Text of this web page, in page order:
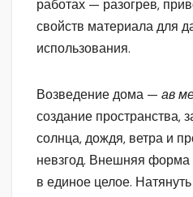
работах — разогрев,
свойств материала для
использования.
Возведение дома — ав
создание пространства,
солнца, дождя, ветра и
невзгод. Внешняя форма
в единое целое.